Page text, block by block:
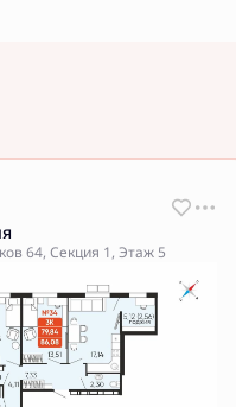
64, Секция 1, Этаж 5